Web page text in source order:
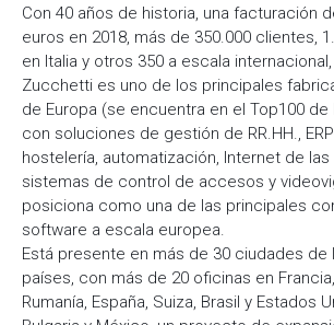
Con 40 años de historia, una facturación
euros en 2018, más de 350.000 clientes,
en Italia y otros 350 a escala
Zucchetti es uno de los principales
de Europa (se encuentra en el Top100 de
con soluciones de gestión de RR.HH.,
hostelería, automatización, Internet de las
sistemas de control de accesos y
posiciona como una de las principales
software a escala europea.
Está presente en más de 30 ciudades de
países, con más de 20 oficinas en
Rumanía, España, Suiza, Brasil y Estados